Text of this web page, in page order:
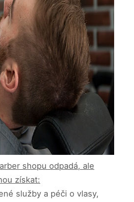
shopu odpadá, ale
získat:
služby a péči o vlasy,